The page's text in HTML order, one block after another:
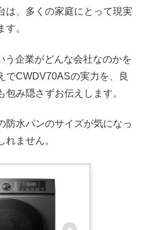
は、多くの家庭にとって現実
。
う企業がどんな会社なのかを
でCWDV70ASの実力を、良
み隠さずお伝えします。
防水パンのサイズが気になっ
ません。